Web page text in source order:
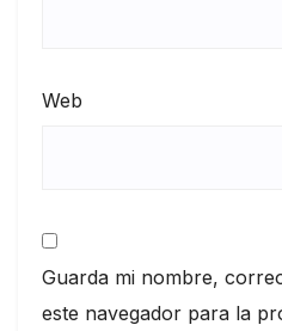
Web
Guarda mi nombre,
este navegador para la